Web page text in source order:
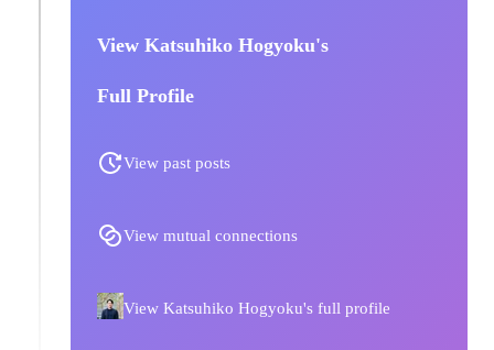
View Katsuhiko Hogyoku's
Full Profile
View past posts
View mutual connections
View Katsuhiko Hogyoku's full profile